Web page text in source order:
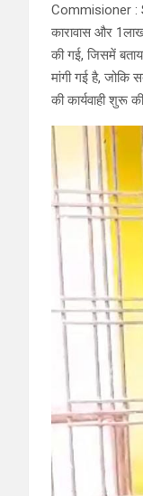
Commisioner :
कारावास और
की गई, जिसमें
मांगी गई है, जोकि
की कार्यवाही शुरू